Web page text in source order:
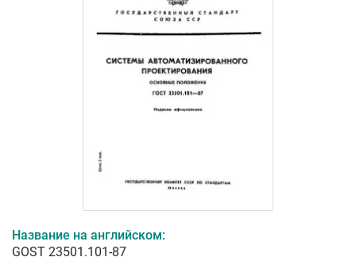
Название на английском:
GOST 23501.101-87